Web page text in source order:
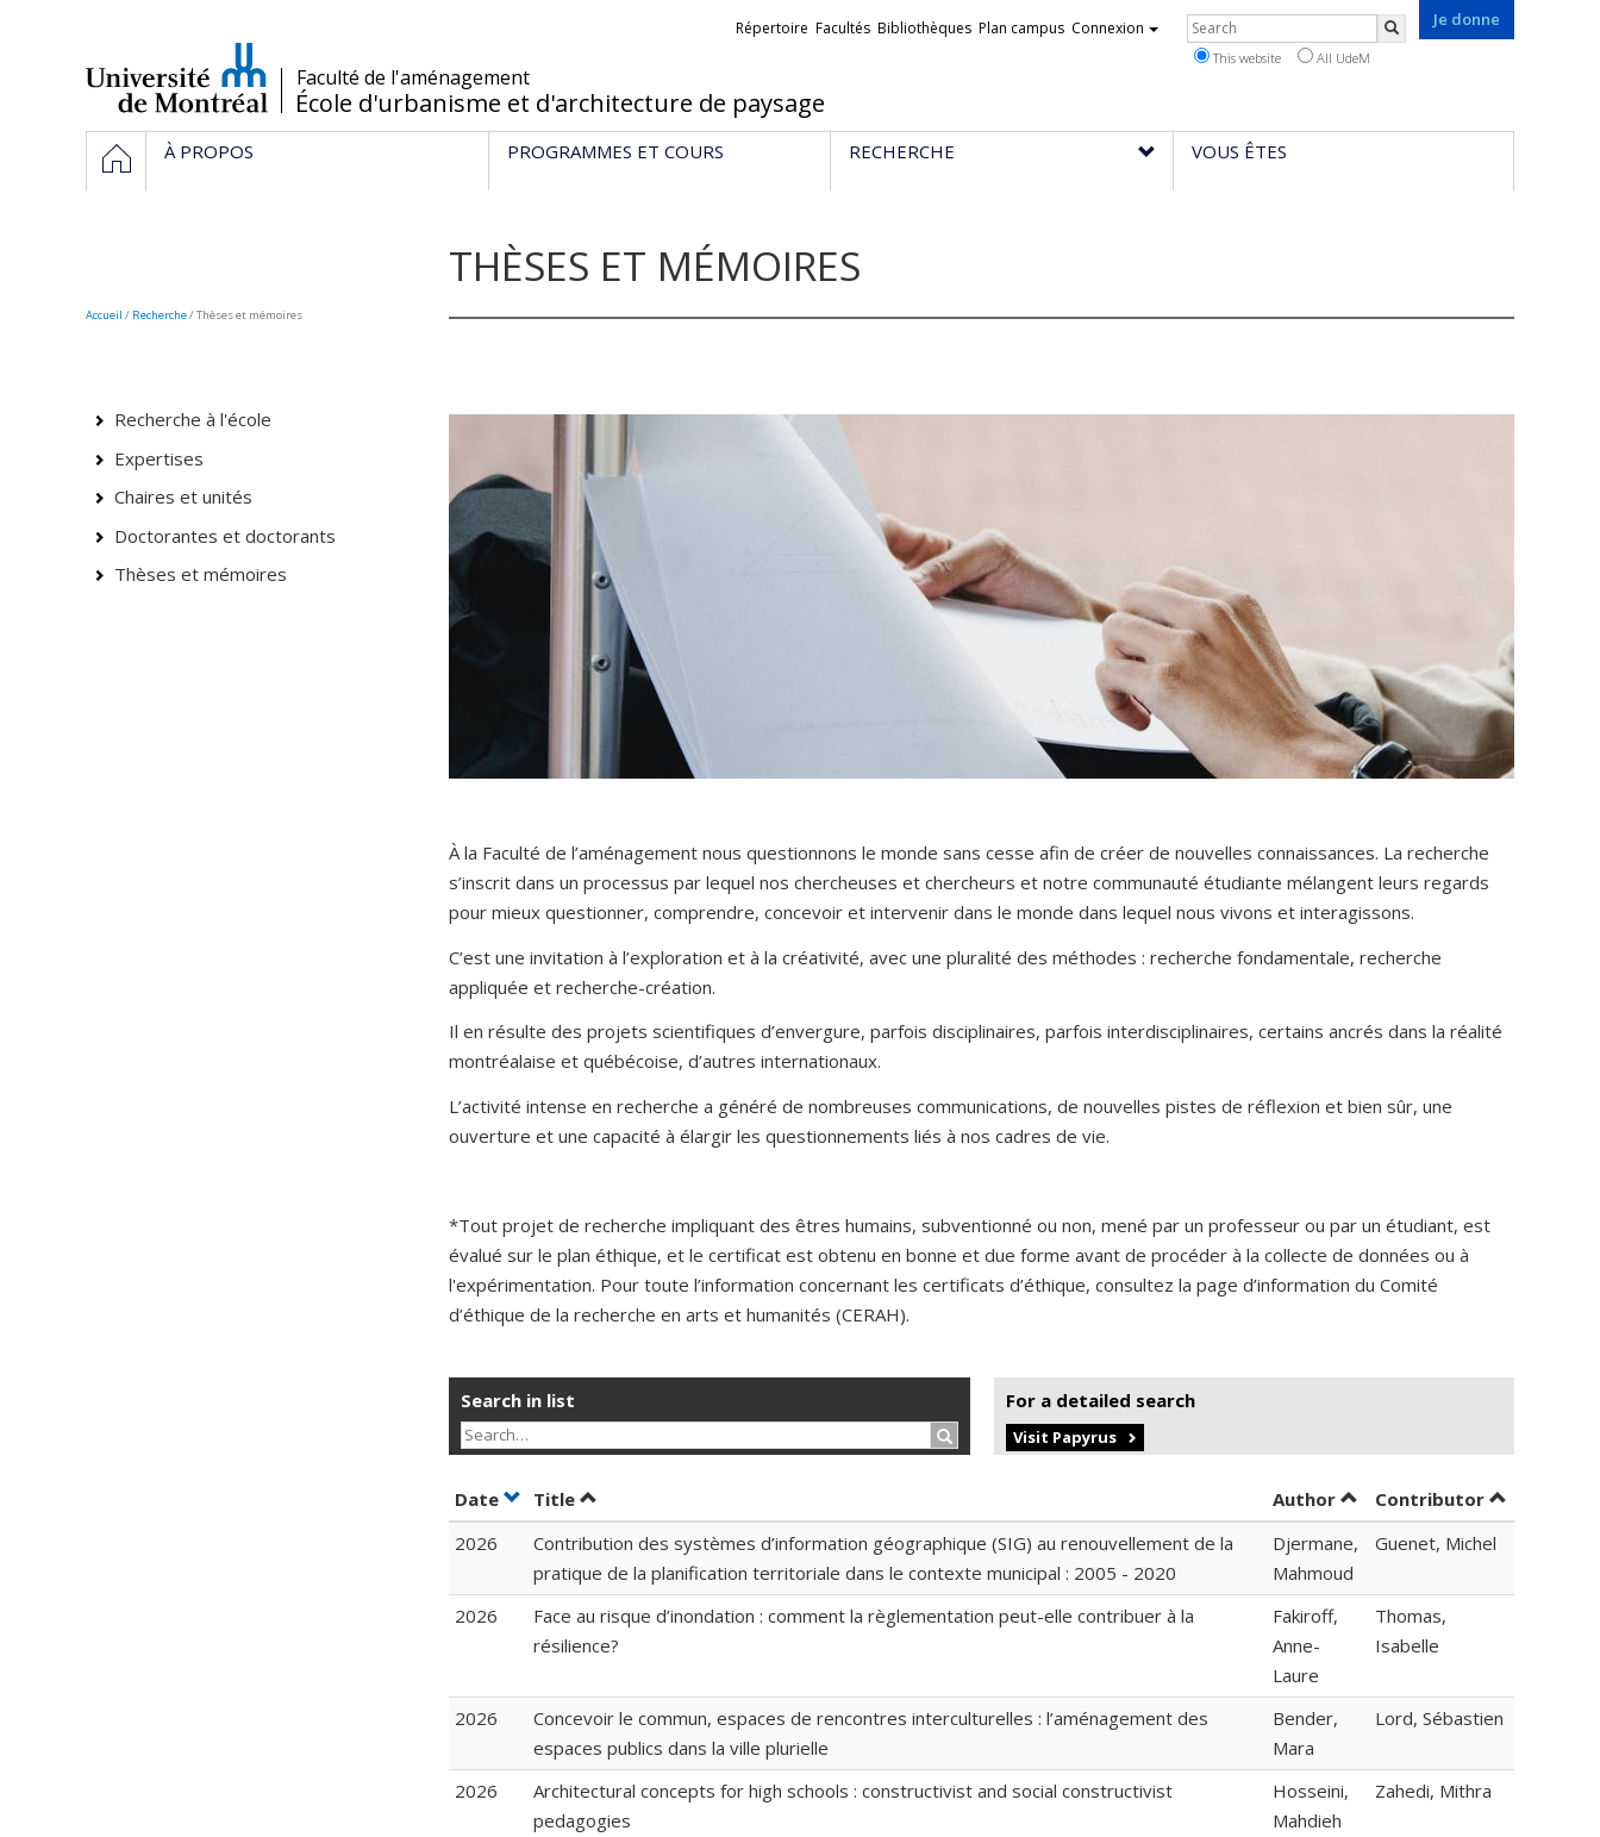
/Faculté de l'aménagement
École d'urbanisme et d'architecture de paysage
Je donne
Liens
Répertoire Facultés Bibliothèques Plan campus Connexion Rechercher
This website All UdeM
Navigation
principale
HOMEÀ PROPOS PROGRAMMES ET COURS RECHERCHE VOUS ÊTES
THÈSES ET MÉMOIRES
À la Faculté de l’aménagement nous questionnons le monde sans cesse afin de créer de nouvelles connaissances. La recherche
s’inscrit dans un processus par lequel nos chercheuses et chercheurs et notre communauté étudiante mélangent leurs regards
pour mieux questionner, comprendre, concevoir et intervenir dans le monde dans lequel nous vivons et interagissons.
C’est une invitation à l’exploration et à la créativité, avec une pluralité des méthodes : recherche fondamentale, recherche
appliquée et recherche-création.
Il en résulte des projets scientifiques d’envergure, parfois disciplinaires, parfois interdisciplinaires, certains ancrés dans la réalité
montréalaise et québécoise, d’autres internationaux.
L’activité intense en recherche a généré de nombreuses communications, de nouvelles pistes de réflexion et bien sûr, une
ouverture et une capacité à élargir les questionnements liés à nos cadres de vie.
*Tout projet de recherche impliquant des êtres humains, subventionné ou non, mené par un professeur ou par un étudiant, est
évalué sur le plan éthique, et le certificat est obtenu en bonne et due forme avant de procéder à la collecte de données ou à
l'expérimentation. Pour toute l’information concernant les certificats d’éthique, consultez la page d’information du Comité
d’éthique de la recherche en arts et humanités (CERAH).
Search in list
Search…
For a detailed search
Visit Papyrus
Date Sort by date in ascending order
Title Sort by title in ascending order Author Sort by author in ascending
Contributor by
2026
Contribution des systèmes d’information géographique (SIG) au renouvellement de la
pratique de la planification territoriale dans le contexte municipal : 2005 - 2020
Djermane,
Mahmoud
Guenet, Michel
2026
Face au risque d’inondation : comment la règlementation peut-elle contribuer à la
résilience?
Fakiroff,
Anne-
Laure
Thomas,
Isabelle
2026
Concevoir le commun, espaces de rencontres interculturelles : l’aménagement des
espaces publics dans la ville plurielle
Bender,
Mara
Lord, Sébastien
2026
Architectural concepts for high schools : constructivist and social constructivist
pedagogies
Hosseini,
Mahdieh
Zahedi, Mithra
Accueil / Recherche/Thèses et mémoires
Recherche à l'école
Expertises
Chaires et unités
Doctorantes et doctorants
Thèses et mémoires